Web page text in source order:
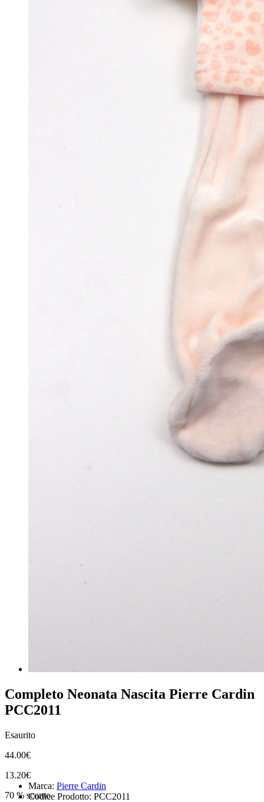
Completo Neonata Nascita Pierre Cardin
PCC2011
Esaurito
44.00€
13.20€
70 % sconto
Marca: Pierre Cardin
Codice Prodotto: PCC2011